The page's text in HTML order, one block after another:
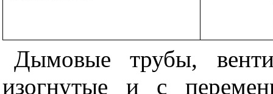
Дымовые трубы,
изогнутые и с